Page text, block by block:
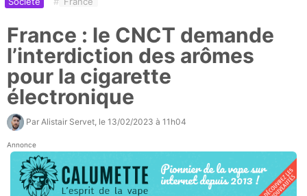
France : le CNCT demande
l’interdiction des arômes
pour la cigarette
électronique
Par Alistair Servet , le 13/02/2023 à 11h04
Annonce